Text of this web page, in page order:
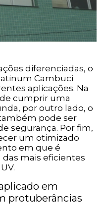
diferenciadas, o
Cambuci
aplicações. Na
cumprir uma
por outro lado, o
pode ser
segurança. Por fim,
um otimizado
em que é
mais eficientes
em
protuberâncias